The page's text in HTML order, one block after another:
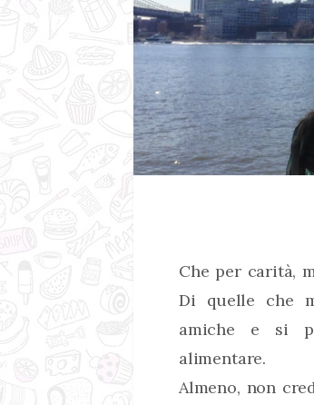
Che per carità,
Di quelle che
amiche e si
alimentare.
Almeno, non